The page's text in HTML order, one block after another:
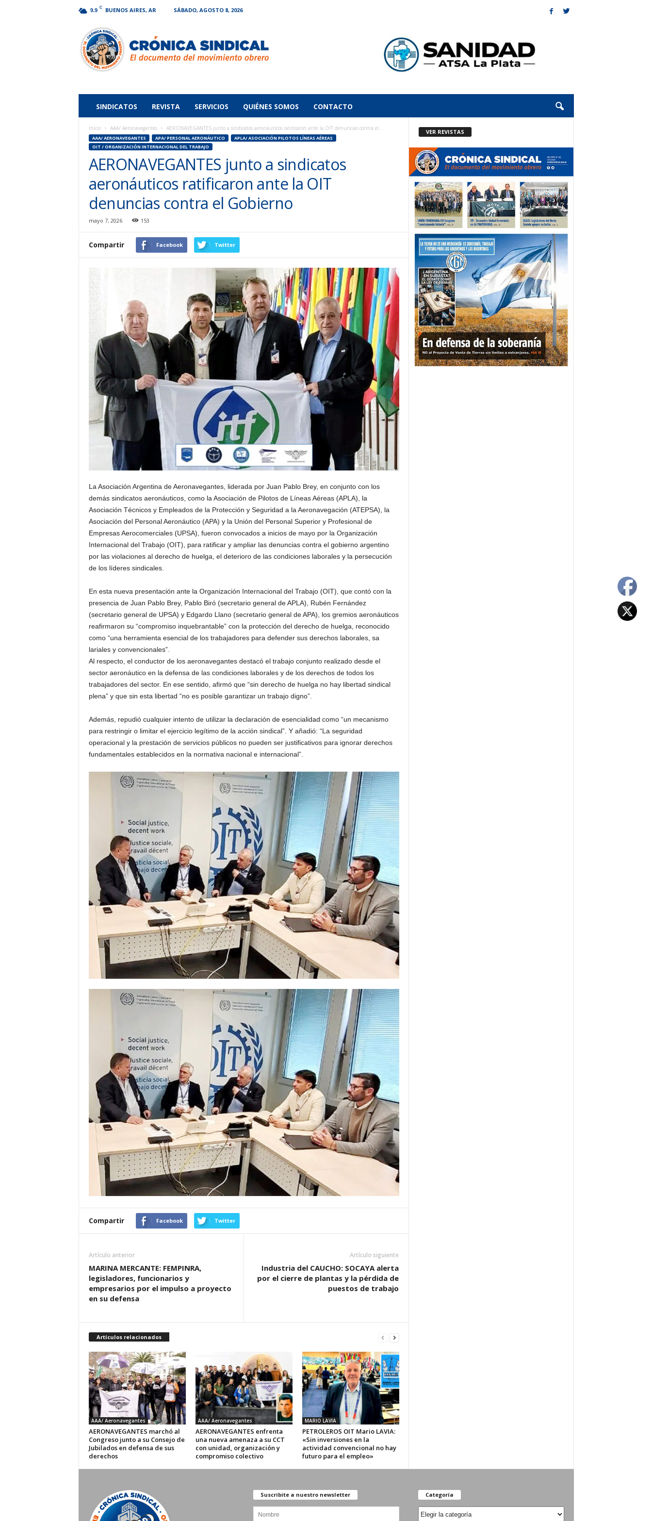
9.9 C BUENOS AIRES, AR SÁBADO, AGOSTO 8, 2026
Sindical
SINDICATOS REVISTA SERVICIOS QUIÉNES SOMOS CONTACTO
Inicio AAA/ Aeronavegantes AERONAVEGANTES junto a sindicatos aeronáuticos ratificaron ante la OIT denuncias contra el...
AAA/ AERONAVEGANTES APA/ PERSONAL AERONÁUTICO
APLA/ ASOCIACIÓN PILOTOS LÍNEAS AÉREAS
OIT / ORGANIZACIÓN INTERNACIONAL DEL TRABAJO
AERONAVEGANTES junto a sindicatos
aeronáuticos ratificaron ante la OIT
denuncias contra el Gobierno
mayo 7, 2026 153
Compartir Facebook Twitter
La Asociación Argentina de Aeronavegantes, liderada por Juan Pablo Brey, en conjunto con los
demás sindicatos aeronáuticos, como la Asociación de Pilotos de Líneas Aéreas (APLA), la
Asociación Técnicos y Empleados de la Protección y Seguridad a la Aeronavegación (ATEPSA), la
Asociación del Personal Aeronáutico (APA) y la Unión del Personal Superior y Profesional de
Empresas Aerocomerciales (UPSA), fueron convocados a inicios de mayo por la Organización
Internacional del Trabajo (OIT), para ratificar y ampliar las denuncias contra el gobierno argentino
por las violaciones al derecho de huelga, el deterioro de las condiciones laborales y la persecución
de los líderes sindicales.
En esta nueva presentación ante la Organización Internacional del Trabajo (OIT), que contó con la
presencia de Juan Pablo Brey, Pablo Biró (secretario general de APLA), Rubén Fernández
(secretario general de UPSA) y Edgardo Llano (secretario general de APA), los gremios aeronáuticos
reafirmaron su “compromiso inquebrantable” con la protección del derecho de huelga, reconocido
como “una herramienta esencial de los trabajadores para defender sus derechos laborales, sa
lariales y convencionales”.
Al respecto, el conductor de los aeronavegantes destacó el trabajo conjunto realizado desde el
sector aeronáutico en la defensa de las condiciones laborales y de los derechos de todos los
trabajadores del sector. En ese sentido, afirmó que “sin derecho de huelga no hay libertad sindical
plena” y que sin esta libertad “no es posible garantizar un trabajo digno”.
Además, repudió cualquier intento de utilizar la declaración de esencialidad como “un mecanismo
para restringir o limitar el ejercicio legítimo de la acción sindical”. Y añadió: “La seguridad
operacional y la prestación de servicios públicos no pueden ser justificativos para ignorar derechos
fundamentales establecidos en la normativa nacional e internacional”.
Compartir Facebook Twitter
Artículo anterior
MARINA MERCANTE: FEMPINRA,
legisladores, funcionarios y
empresarios por el impulso a proyecto
en su defensa
Artículo siguiente
Industria del CAUCHO: SOCAYA alerta
por el cierre de plantas y la pérdida de
puestos de trabajo
Artículos relacionados
AAA/ Aeronavegantes
AERONAVEGANTES marchó al
Congreso junto a su Consejo de
Jubilados en defensa de sus
derechos
AAA/ Aeronavegantes
AERONAVEGANTES enfrenta
una nueva amenaza a su CCT
con unidad, organización y
compromiso colectivo
MARIO LAVIA
PETROLEROS OIT Mario LAVIA:
«Sin inversiones en la
actividad convencional no hay
futuro para el empleo»
VER REVISTAS
Suscribite a nuestro newsletter Categoría
Categoría